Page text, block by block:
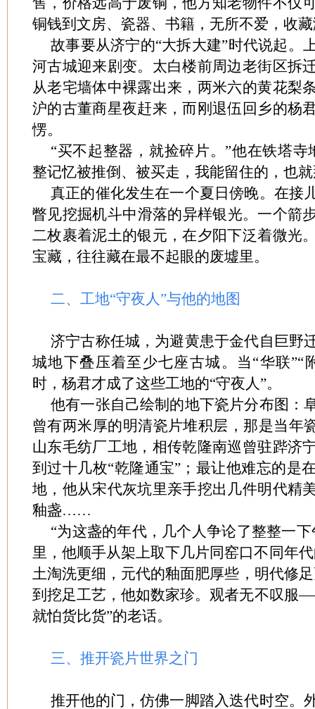
铜钱到文房、瓷器、书籍，无所不爱，收
故事要从济宁的“大拆大建”时代说起。
河古城迎来剧变。太白楼前周边老街区拆
从老宅墙体中裸露出来，两米六的黄花梨
沪的古董商星夜赶来，而刚退伍回乡的杨
愣。
“买不起整器，就捡碎片。”他在铁塔
整记忆被推倒、被买走，我能留住的，也
真正的催化发生在一个夏日傍晚。在接
瞥见挖掘机斗中滑落的异样银光。一个
二枚裹着泥土的银元，在夕阳下泛着微光
宝藏，往往藏在最不起眼的废墟里。
二、工地“守夜人”与他的地图
济宁古称任城，为避黄患于金代自巨野
城地下叠压着至少七座古城。当“华联”“
时，杨君才成了这些工地的“守夜人”。
他有一张自己绘制的地下瓷片分布图：
曾有两米厚的明清瓷片堆积层，那是当年
山东毛纺厂工地，相传乾隆南巡曾驻跸济
到过十几枚“乾隆通宝”；最让他难忘的是
地，他从宋代灰坑里亲手挖出几件明代精
釉盏……
“为这盏的年代，几个人争论了整整一
里，他顺手从架上取下几片同窑口不同年
土淘洗更细，元代的釉面肥厚些，明代修
到挖足工艺，他如数家珍。观者无不叹服
就怕货比货”的老话。
三、推开瓷片世界之门
推开他的门，仿佛一脚踏入迭代时空。